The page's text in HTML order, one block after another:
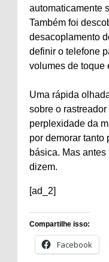
automaticamente
Também foi
desacoplamento
definir o telefone
volumes de toque
Uma rápida
sobre o
perplexidade da
por demorar tanto
básica. Mas
dizem.
[ad_2]
Compartilhe isso:
Facebook